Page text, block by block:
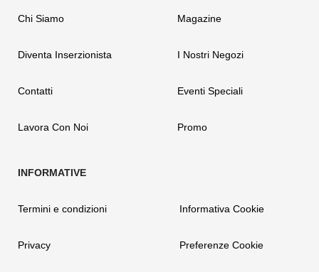
Chi Siamo
Diventa Inserzionista
Contatti
Lavora Con Noi
Magazine
I Nostri Negozi
Eventi Speciali
Promo
Termini e condizioni
Privacy
Informativa Cookie
Preferenze Cookie